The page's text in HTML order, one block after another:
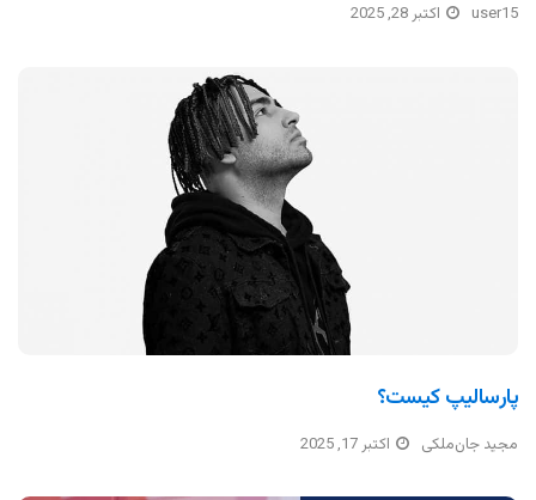
user15 اکتبر 28, 2025
پارسالیپ کیست؟
مجید جان‌ملکی اکتبر 17, 2025